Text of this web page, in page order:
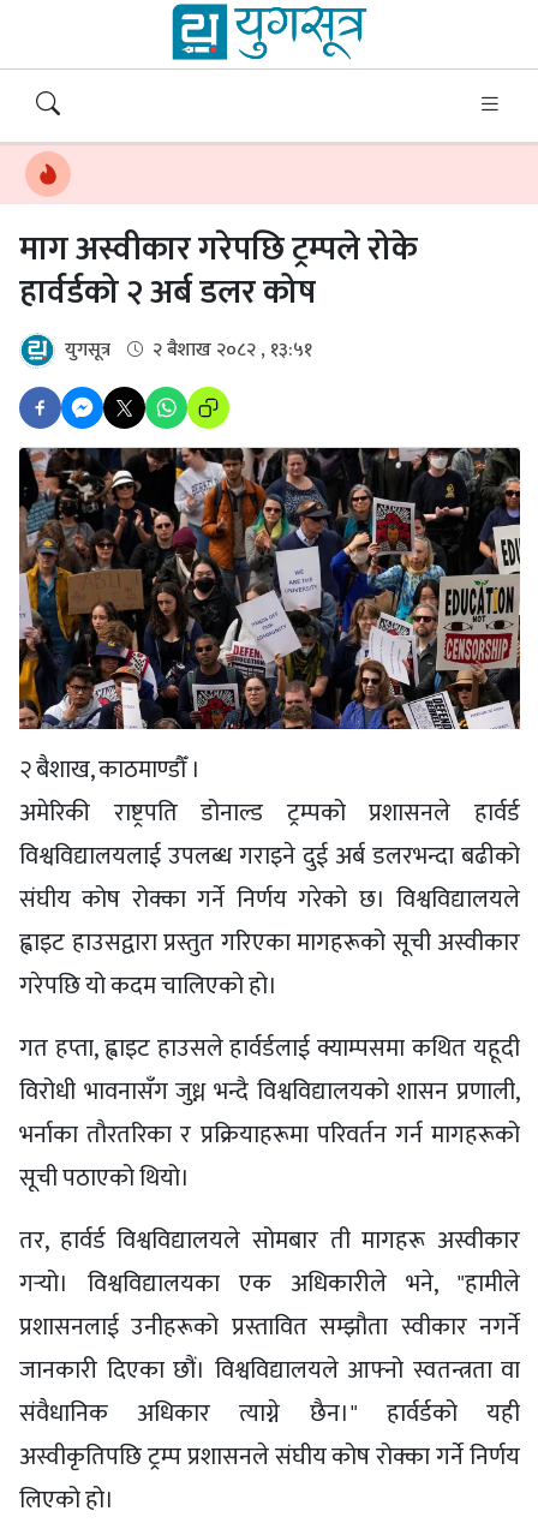
माग अस्वीकार गरेपछि ट्रम्पले रोके
हार्वर्डको २ अर्ब डलर कोष
युगसूत्र २ बैशाख २०८२ , १३:५१
२ बैशाख, काठमाण्डौँ ।
अमेरिकी राष्ट्रपति डोनाल्ड ट्रम्पको प्रशासनले हार्वर्ड
विश्वविद्यालयलाई उपलब्ध गराइने दुई अर्ब डलरभन्दा बढीको
संघीय कोष रोक्का गर्ने निर्णय गरेको छ। विश्वविद्यालयले
ह्वाइट हाउसद्वारा प्रस्तुत गरिएका मागहरूको सूची अस्वीकार
गरेपछि यो कदम चालिएको हो।
गत हप्ता, ह्वाइट हाउसले हार्वर्डलाई क्याम्पसमा कथित यहूदी
विरोधी भावनासँग जुध्न भन्दै विश्वविद्यालयको शासन प्रणाली,
भर्नाका तौरतरिका र प्रक्रियाहरूमा परिवर्तन गर्न मागहरूको
सूची पठाएको थियो।
तर, हार्वर्ड विश्वविद्यालयले सोमबार ती मागहरू अस्वीकार
गर्‍यो। विश्वविद्यालयका एक अधिकारीले भने, "हामीले
प्रशासनलाई उनीहरूको प्रस्तावित सम्झौता स्वीकार नगर्ने
जानकारी दिएका छौं। विश्वविद्यालयले आफ्नो स्वतन्त्रता वा
संवैधानिक अधिकार त्याग्ने छैन।" हार्वर्डको यही
अस्वीकृतिपछि ट्रम्प प्रशासनले संघीय कोष रोक्का गर्ने निर्णय
लिएको हो।